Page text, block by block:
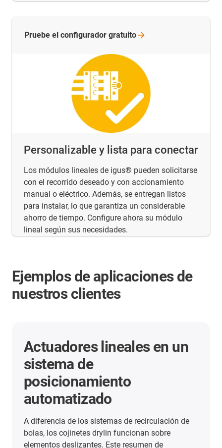
Personalizable y lista para conectar
Los módulos lineales de igus® pueden solicitarse
con el recorrido deseado y con accionamiento
manual o eléctrico. Además, se entregan listos
para instalar, lo que garantiza un considerable
ahorro de tiempo. Configure ahora su módulo
lineal según sus necesidades.
Pruebe el configurador gratuito
Ejemplos de aplicaciones de
nuestros clientes
Más ejemplos de
aplicaciones
Aquí encontrará muchos más ejemplos de
aplicaciones de nuestros clientes de todos los
módulos lineales de igus.